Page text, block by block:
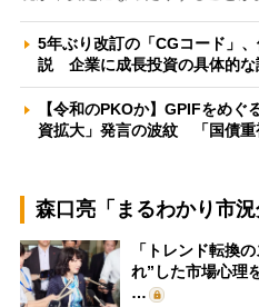
5年ぶり改訂の「CGコード」
説 企業に成長投資の具体的
【令和のPKOか】GPIFをめ
資拡大」発言の波紋 「国債
森口亮「まるわかり市況
「トレンド転換
れ”した市場心理
…